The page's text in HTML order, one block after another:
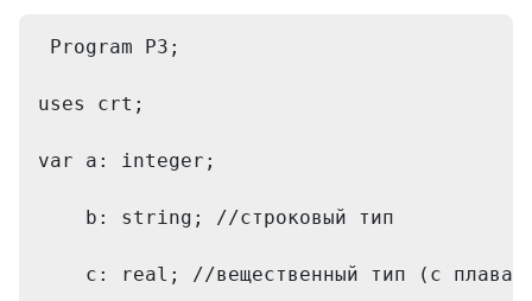
Program P3;
uses crt;
var a: integer;
    b: string; //строковый тип
c: real; //вещественный тип (с